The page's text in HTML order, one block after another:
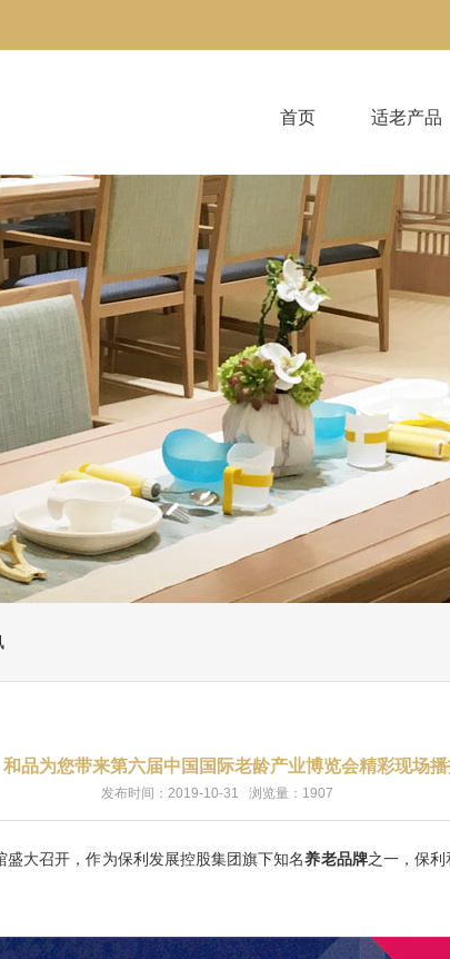
首页 适老产品
品为您带来第六届中国国际老龄产业博览会精彩现场播
发布时间：2019-10-31 浏览量：1907
盛大召开，作为保利发展控股集团旗下知名养老品牌之一，保